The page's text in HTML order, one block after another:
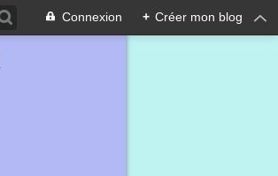
Connexion + Créer mon blog